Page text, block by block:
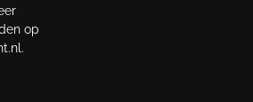
op